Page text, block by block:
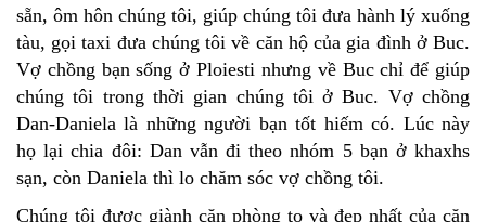
sẵn, ôm hôn chúng tôi, giúp chúng tôi đưa hành lý xuống
tàu, gọi taxi đưa chúng tôi về căn hộ của gia đình ở Buc.
Vợ chồng bạn sống ở Ploiesti nhưng về Buc chỉ để giúp
chúng tôi trong thời gian chúng tôi ở Buc. Vợ chồng
Dan-Daniela là những người bạn tốt hiếm có. Lúc này
họ lại chia đôi: Dan vẫn đi theo nhóm 5 bạn ở khaxhs
sạn, còn Daniela thì lo chăm sóc vợ chồng tôi.
Chúng tôi được giành căn phòng to và đẹp nhất của căn